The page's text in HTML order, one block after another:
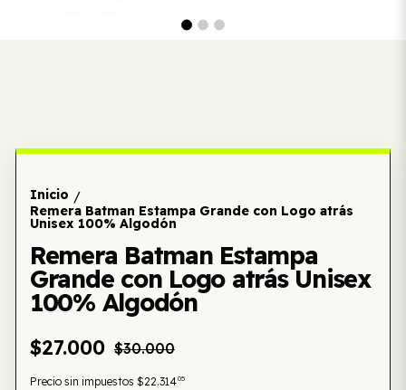
Inicio /
Remera Batman Estampa Grande con Logo atrás
Unisex 100% Algodón
Remera Batman Estampa
Grande con Logo atrás Unisex
100% Algodón
$27.000 $30.000
Precio sin impuestos $22.31405